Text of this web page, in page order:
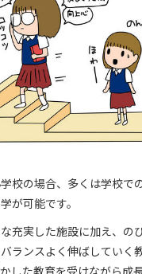
校の場合、多くは学校で
が可能です。
充実した施設に加え、の
ランスよく伸ばしていく